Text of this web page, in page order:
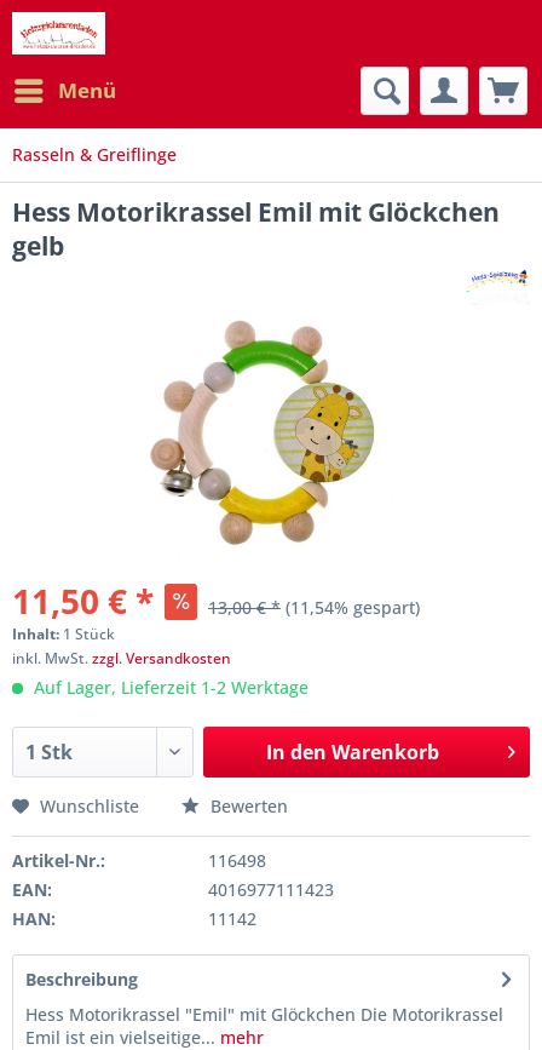
Menü
Rasseln & Greiflinge
Hess Motorikrassel Emil mit Glöckchen
gelb
11,50 € * 13,00 € * (11,54% gespart)
Inhalt: 1 Stück
inkl. MwSt.zzgl. Versandkosten
Auf Lager, Lieferzeit 1-2 Werktage
In den Warenkorb
Wunschliste Bewerten
Artikel-Nr.:
116498
EAN:
4016977111423
HAN:
11142
Beschreibung
Hess Motorikrassel "Emil" mit Glöckchen Die Motorikrassel
Emil ist ein vielseitige... mehr